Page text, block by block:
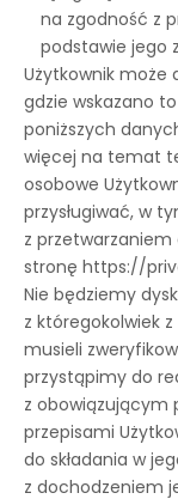
na zgodność z
podstawie jego
Użytkownik może
gdzie wskazano
poniższych
więcej na temat
osobowe
przysługiwać, w
z przetwarzaniem
stronę https://
Nie będziemy
z któregokolwiek
musieli
przystąpimy do
z obowiązującym
przepisami
do składania w
z dochodzeniem